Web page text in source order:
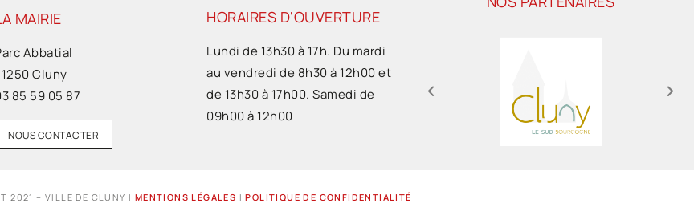
MAIRIE
Abbatial
Cluny
85 59 05 87
NOUS CONTACTER
HORAIRES D'OUVERTURE
Lundi de 13h30 à 17h. Du mardi
au vendredi de 8h30 à 12h00 et
de 13h30 à 17h00. Samedi de
09h00 à 12h00
2021 – VILLE DE CLUNY I MENTIONS LÉGALES IPOLITIQUE DE CONFIDENTIALITÉ